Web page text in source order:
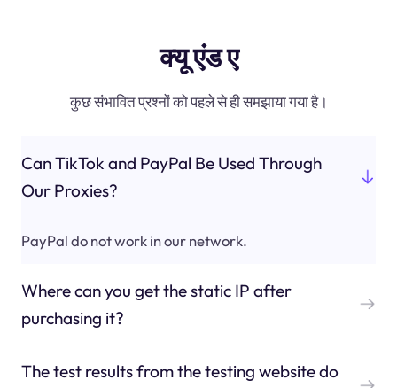
क्यू एंड ए
कुछ संभावित प्रश्नों को पहले से ही समझाया गया है।
Can TikTok and PayPal Be Used Through
Our Proxies?
PayPal do not work in our network.
Where can you get the static IP after
purchasing it?
The test results from the testing website do